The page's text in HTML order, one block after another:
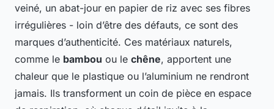
veiné, un abat-jour en papier de riz avec ses fibres
irrégulières - loin d’être des défauts, ce sont des
marques d’authenticité. Ces matériaux naturels,
comme le bambou ou le chêne, apportent une
chaleur que le plastique ou l’aluminium ne rendront
jamais. Ils transforment un coin de pièce en espace